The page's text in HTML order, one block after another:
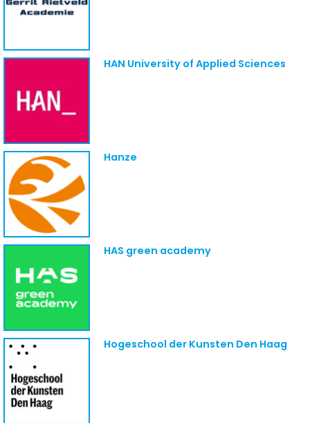
HAN University of Applied Sciences
Hanze
HAS green academy
Hogeschool der Kunsten Den Haag